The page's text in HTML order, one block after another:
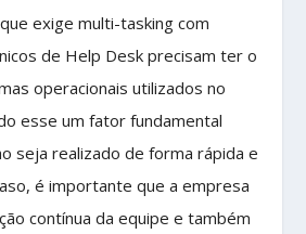
exige multi-tasking com
de Help Desk precisam ter o
operacionais utilizados no
esse um fator fundamental
seja realizado de forma rápida e
é importante que a empresa
contínua da equipe e também